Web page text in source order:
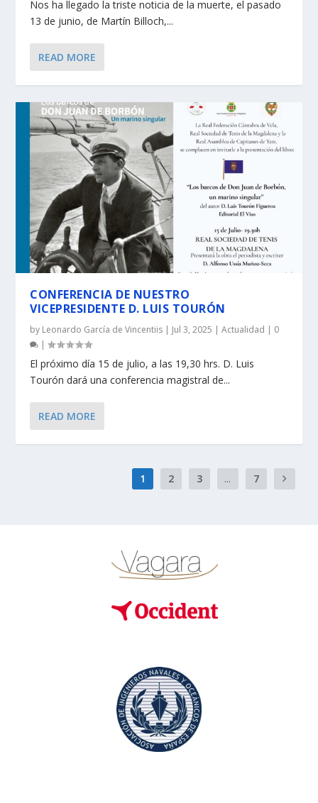
Nos ha llegado la triste noticia de la muerte, el pasado
13 de junio, de Martín Billoch,...
READ MORE
CONFERENCIA DE NUESTRO
VICEPRESIDENTE D. LUIS TOURÓN
by Leonardo García de Vincentiis | Jul 3, 2025 |Actualidad | 0
|
El próximo día 15 de julio, a las 19,30 hrs. D. Luis
Tourón dará una conferencia magistral de...
READ MORE
1 2 3 ... 7